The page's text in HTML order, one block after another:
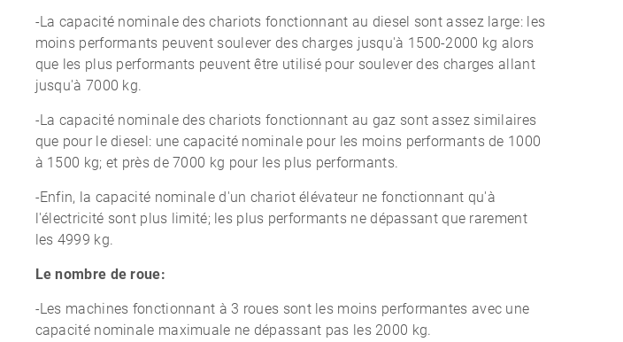
-La capacité nominale des chariots fonctionnant au diesel sont assez large: les
moins performants peuvent soulever des charges jusqu'à 1500-2000 kg alors
que les plus performants peuvent être utilisé pour soulever des charges allant
jusqu'à 7000 kg.
-La capacité nominale des chariots fonctionnant au gaz sont assez similaires
que pour le diesel: une capacité nominale pour les moins performants de 1000
à 1500 kg; et près de 7000 kg pour les plus performants.
-Enfin, la capacité nominale d'un chariot élévateur ne fonctionnant qu'à
l'électricité sont plus limité; les plus performants ne dépassant que rarement
les 4999 kg.
Le nombre de roue:
-Les machines fonctionnant à 3 roues sont les moins performantes avec une
capacité nominale maximuale ne dépassant pas les 2000 kg.